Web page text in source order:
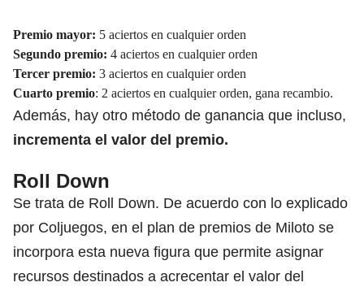
Premio mayor: 5 aciertos en cualquier orden
Segundo premio: 4 aciertos en cualquier orden
Tercer premio: 3 aciertos en cualquier orden
Cuarto premio: 2 aciertos en cualquier orden, gana recambio.
Además, hay otro método de ganancia que incluso,
incrementa el valor del premio.
Roll Down
Se trata de Roll Down. De acuerdo con lo explicado
por Coljuegos, en el plan de premios de Miloto se
incorpora esta nueva figura que permite asignar
recursos destinados a acrecentar el valor del